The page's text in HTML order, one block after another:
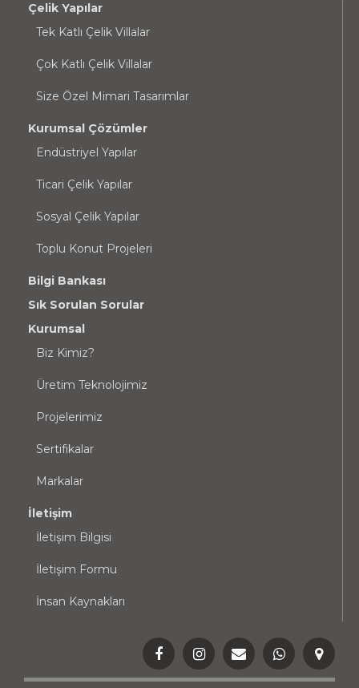
Çelik Yapılar
Tek Katlı Çelik Villalar
Çok Katlı Çelik Villalar
Size Özel Mimari Tasarımlar
Kurumsal Çözümler
Endüstriyel Yapılar
Ticari Çelik Yapılar
Sosyal Çelik Yapılar
Toplu Konut Projeleri
Bilgi Bankası
Sık Sorulan Sorular
Kurumsal
Biz Kimiz?
Üretim Teknolojimiz
Projelerimiz
Sertifikalar
Markalar
İletişim
İletişim Bilgisi
İletişim Formu
İnsan Kaynakları